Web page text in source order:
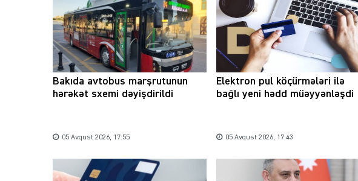
Bakıda avtobus marşrutunun
hərəkət sxemi dəyişdirildi
05 Avqust 2026, 17:55
Elektron pul köçürmələri ilə
bağlı yeni hədd müəyyənləşdi
05 Avqust 2026, 17:43